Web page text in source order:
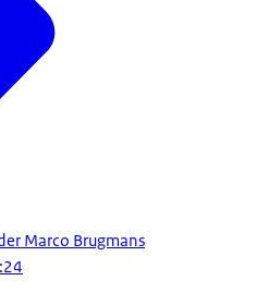
Marco Brugmans